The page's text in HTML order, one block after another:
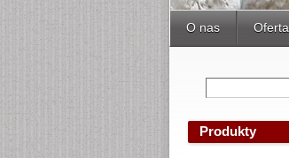
O nas Oferta
Produkty